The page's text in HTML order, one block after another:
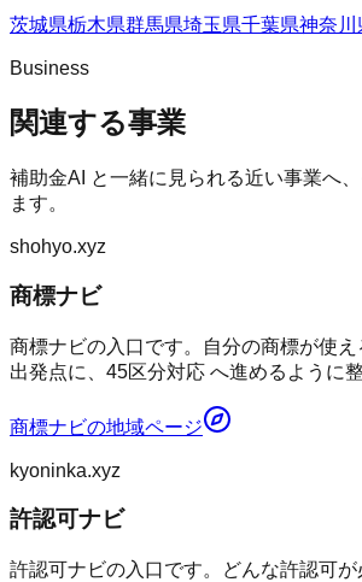
茨城県栃木県群馬県埼玉県千葉県神奈川
Business
関連する事業
補助金AI
と一緒に見られる近い事業へ
ます。
shohyo.xyz
商標ナビ
商標ナビの入口です。自分の商標が使
出発点に、45区分対応 へ進めるように
商標ナビの地域ページ
kyoninka.xyz
許認可ナビ
許認可ナビの入口です。どんな許認可